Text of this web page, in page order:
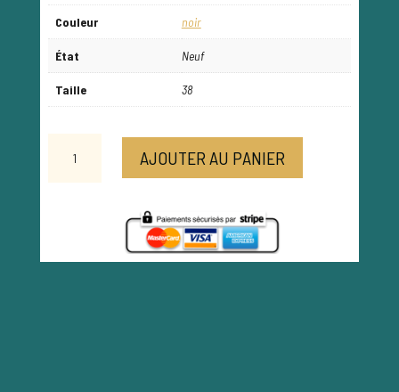
Couleur noir
État Neuf
Taille 38
AJOUTER AU PANIER